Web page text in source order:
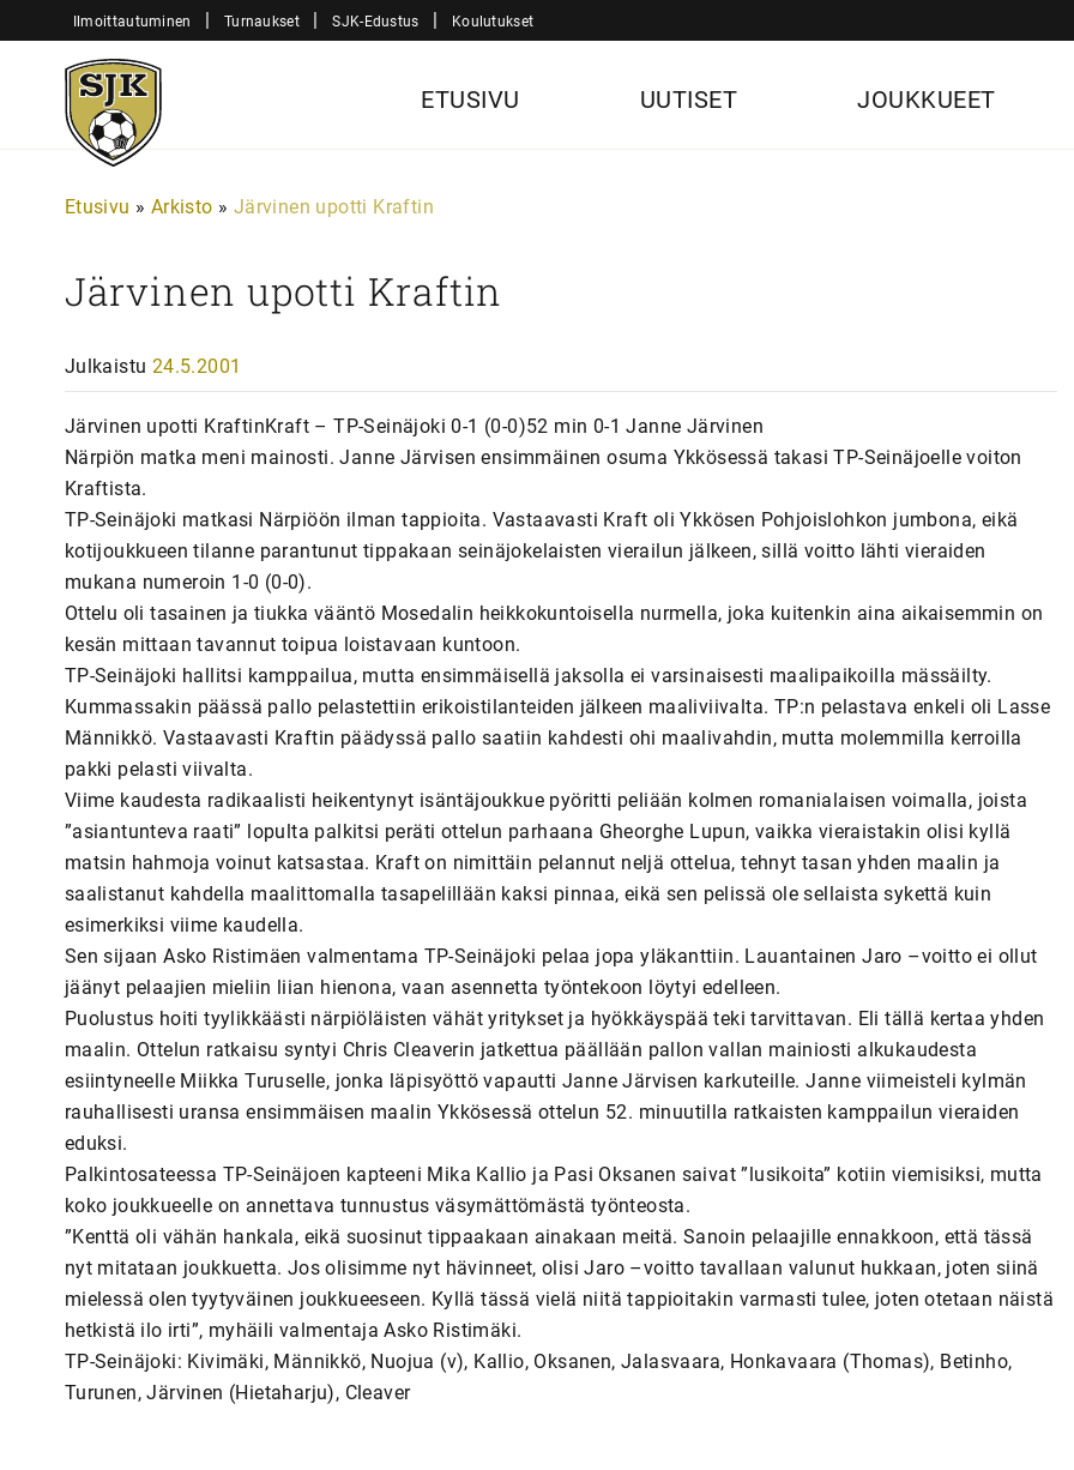
sisältöön
Ilmoittautuminen | Turnaukset | SJK-Edustus | Koulutukset
Sjk-
Juniorit
ETUSIVU UUTISET JOUKKUEET
Etusivu » Arkisto » Järvinen upotti Kraftin
Järvinen upotti Kraftin
Julkaistu 24.5.2001
Järvinen upotti KraftinKraft – TP-Seinäjoki 0-1 (0-0)52 min 0-1 Janne Järvinen
Närpiön matka meni mainosti. Janne Järvisen ensimmäinen osuma Ykkösessä takasi TP-Seinäjoelle voiton
Kraftista.
TP-Seinäjoki matkasi Närpiöön ilman tappioita. Vastaavasti Kraft oli Ykkösen Pohjoislohkon jumbona, eikä
kotijoukkueen tilanne parantunut tippakaan seinäjokelaisten vierailun jälkeen, sillä voitto lähti vieraiden
mukana numeroin 1-0 (0-0).
Ottelu oli tasainen ja tiukka vääntö Mosedalin heikkokuntoisella nurmella, joka kuitenkin aina aikaisemmin on
kesän mittaan tavannut toipua loistavaan kuntoon.
TP-Seinäjoki hallitsi kamppailua, mutta ensimmäisellä jaksolla ei varsinaisesti maalipaikoilla mässäilty.
Kummassakin päässä pallo pelastettiin erikoistilanteiden jälkeen maaliviivalta. TP:n pelastava enkeli oli Lasse
Männikkö. Vastaavasti Kraftin päädyssä pallo saatiin kahdesti ohi maalivahdin, mutta molemmilla kerroilla
pakki pelasti viivalta.
Viime kaudesta radikaalisti heikentynyt isäntäjoukkue pyöritti peliään kolmen romanialaisen voimalla, joista
”asiantunteva raati” lopulta palkitsi peräti ottelun parhaana Gheorghe Lupun, vaikka vieraistakin olisi kyllä
matsin hahmoja voinut katsastaa. Kraft on nimittäin pelannut neljä ottelua, tehnyt tasan yhden maalin ja
saalistanut kahdella maalittomalla tasapelillään kaksi pinnaa, eikä sen pelissä ole sellaista sykettä kuin
esimerkiksi viime kaudella.
Sen sijaan Asko Ristimäen valmentama TP-Seinäjoki pelaa jopa yläkanttiin. Lauantainen Jaro –voitto ei ollut
jäänyt pelaajien mieliin liian hienona, vaan asennetta työntekoon löytyi edelleen.
Puolustus hoiti tyylikkäästi närpiöläisten vähät yritykset ja hyökkäyspää teki tarvittavan. Eli tällä kertaa yhden
maalin. Ottelun ratkaisu syntyi Chris Cleaverin jatkettua päällään pallon vallan mainiosti alkukaudesta
esiintyneelle Miikka Turuselle, jonka läpisyöttö vapautti Janne Järvisen karkuteille. Janne viimeisteli kylmän
rauhallisesti uransa ensimmäisen maalin Ykkösessä ottelun 52. minuutilla ratkaisten kamppailun vieraiden
eduksi.
Palkintosateessa TP-Seinäjoen kapteeni Mika Kallio ja Pasi Oksanen saivat ”lusikoita” kotiin viemisiksi, mutta
koko joukkueelle on annettava tunnustus väsymättömästä työnteosta.
”Kenttä oli vähän hankala, eikä suosinut tippaakaan ainakaan meitä. Sanoin pelaajille ennakkoon, että tässä
nyt mitataan joukkuetta. Jos olisimme nyt hävinneet, olisi Jaro –voitto tavallaan valunut hukkaan, joten siinä
mielessä olen tyytyväinen joukkueeseen. Kyllä tässä vielä niitä tappioitakin varmasti tulee, joten otetaan näistä
hetkistä ilo irti”, myhäili valmentaja Asko Ristimäki.
TP-Seinäjoki: Kivimäki, Männikkö, Nuojua (v), Kallio, Oksanen, Jalasvaara, Honkavaara (Thomas), Betinho,
Turunen, Järvinen (Hietaharju), Cleaver